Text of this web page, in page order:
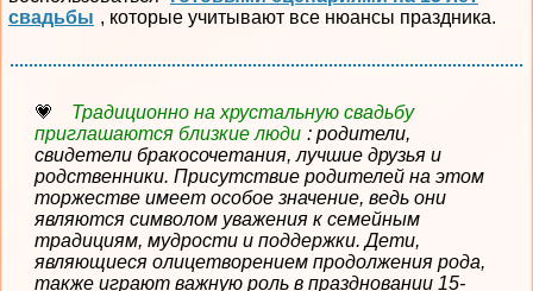
свадьбы , которые учитывают все нюансы праздника.
Традиционно на хрустальную свадьбу
приглашаются близкие люди : родители,
свидетели бракосочетания, лучшие друзья и
родственники. Присутствие родителей на этом
торжестве имеет особое значение, ведь они
являются символом уважения к семейным
традициям, мудрости и поддержки. Дети,
являющиеся олицетворением продолжения рода,
также играют важную роль в праздновании 15-